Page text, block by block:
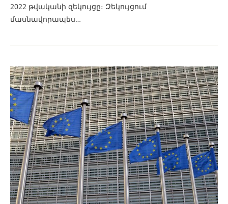
2022 թվականի զեկույցը։ Զեկույցում
մասնավորապես…